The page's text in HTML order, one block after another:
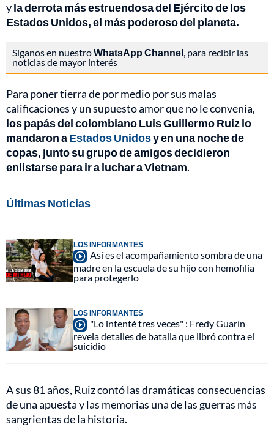
yla derrota más estruendosa del Ejército de los
Estados Unidos, el más poderoso del planeta.
Síganos en nuestroWhatsApp Channel, para recibir las
noticias de mayor interés
Para poner tierra de por medio por sus malas
calificaciones y un supuesto amor que no le convenía,
los papás del colombiano Luis Guillermo Ruiz lo
mandaron aEstados Unidosy en una noche de
copas, junto su grupo de amigos decidieron
enlistarse para ir a luchar a Vietnam.
Últimas Noticias
LOS INFORMANTES
Así es el acompañamiento sombra de una
madre en la escuela de su hijo con hemofilia
para protegerlo
LOS INFORMANTES
"Lo intenté tres veces" : Fredy Guarín
revela detalles de batalla que libró contra el
suicidio
A sus 81 años, Ruiz contó las dramáticas consecuencias
de una apuesta y las memorias una de las guerras más
sangrientas de la historia.